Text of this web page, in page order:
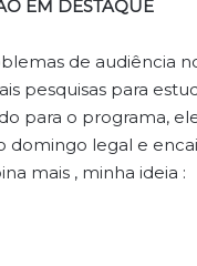
EM DESTAQUE
de audiência
pesquisas para
para o programa,
domingo legal e
mais , minha ideia :